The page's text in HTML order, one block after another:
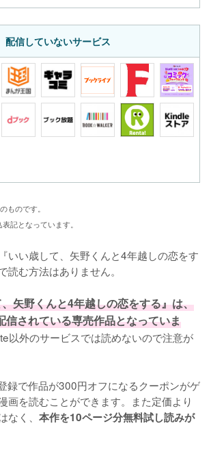
配信していないサービス
ものです。
記となっています。
いい歳して、矢野くんと4年越しの恋をす
読む方法はありません。
矢野くんと4年越しの恋をする』は、
信されている専売作品となっていま
以外のサービスでは読めないので注意が
録で作品が300円オフになるクーポンがゲ
画を読むことができます。また定価より
なく、 本作を10ページ分無料試し読みが